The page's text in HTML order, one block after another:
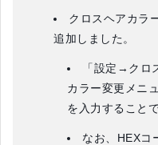
クロスヘアカラ
追加しました。
「設定→クロ
カラー変更メニ
を入力すること
なお、HEXコ